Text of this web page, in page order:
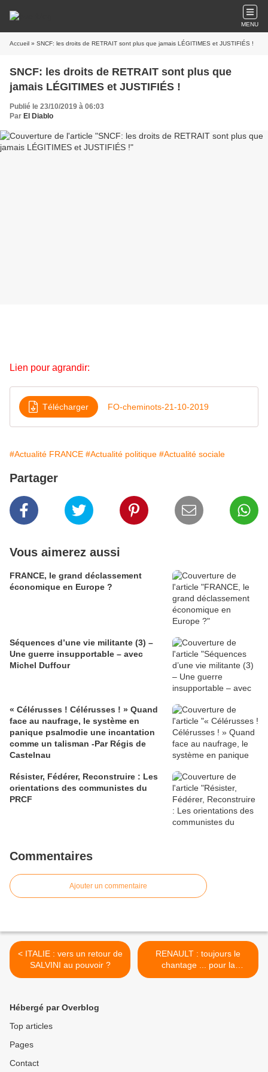
MENU
Accueil » SNCF: les droits de RETRAIT sont plus que jamais LÉGITIMES et JUSTIFIÉS !
SNCF: les droits de RETRAIT sont plus que
jamais LÉGITIMES et JUSTIFIÉS !
Publié le 23/10/2019 à 06:03
Par El Diablo
Lien pour agrandir:
Télécharger FO-cheminots-21-10-2019
#Actualité FRANCE #Actualité politique #Actualité sociale
Partager
Vous aimerez aussi
FRANCE, le grand déclassement
économique en Europe ?
Séquences d’une vie militante (3) –
Une guerre insupportable – avec
Michel Duffour
« Célérusses ! Célérusses ! » Quand
face au naufrage, le système en
panique psalmodie une incantation
comme un talisman -Par Régis de
Castelnau
Résister, Fédérer, Reconstruire : Les
orientations des communistes du
PRCF
Commentaires
Ajouter un commentaire
< ITALIE : vers un retour de
SALVINI au pouvoir ?
RENAULT : toujours le
chantage ... pour la
régression sociale ! >
Hébergé par Overblog
Top articles
Pages
Contact